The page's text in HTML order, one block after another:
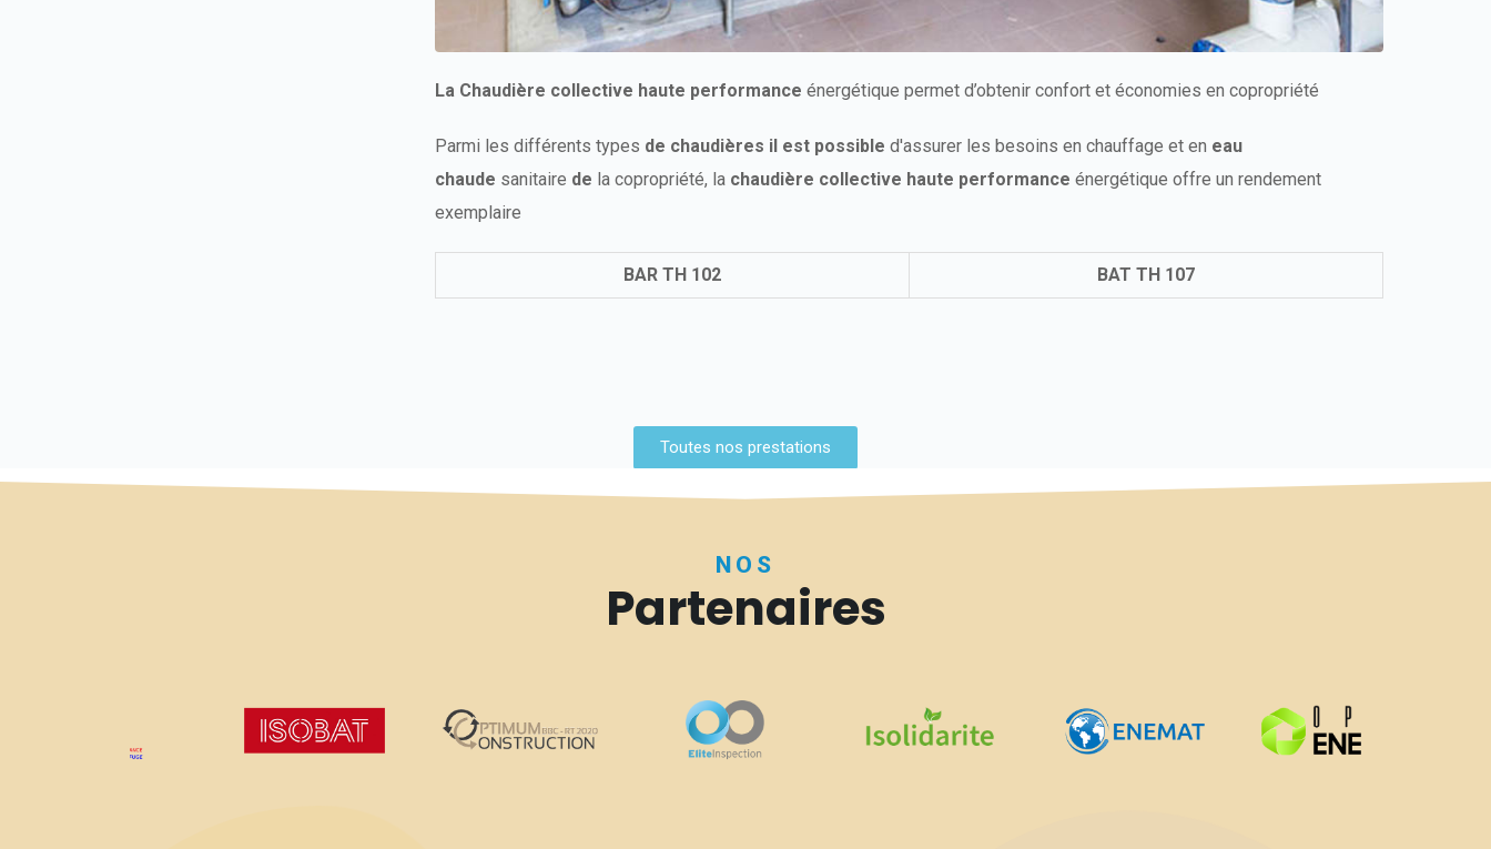
La Chaudière collective haute performance énergétique permet d’obtenir confort et économies en copropriété
Parmi les différents types de chaudières il est possible d'assurer les besoins en chauffage et en eau
chaude sanitaire de la copropriété, la chaudière collective haute performance énergétique offre un rendement
exemplaire
BAR TH 102 BAT TH 107
Toutes nos prestations
NOS
Partenaires